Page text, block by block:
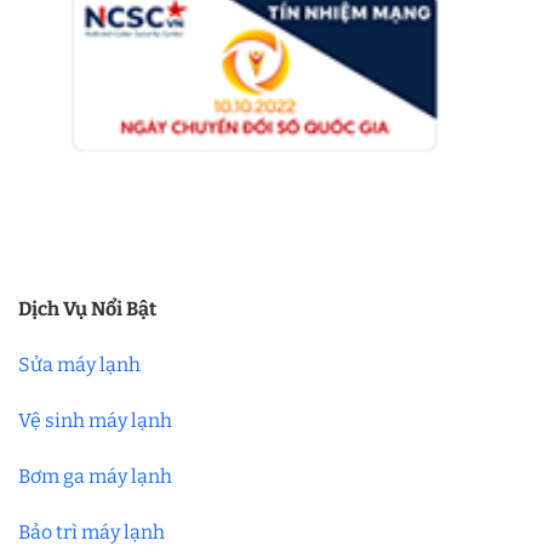
Dịch Vụ Nổi Bật
Sửa máy lạnh
Vệ sinh máy lạnh
Bơm ga máy lạnh
Bảo trì máy lạnh